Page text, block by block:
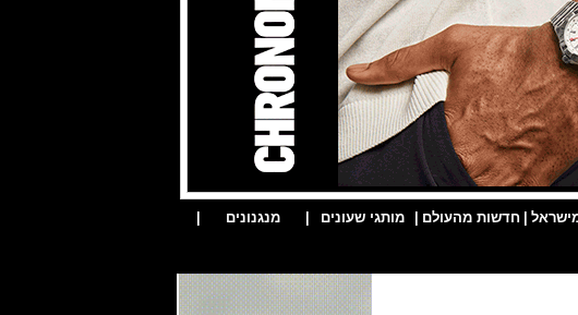
חדשות מהעולם מותגי שעונים מנגנונים